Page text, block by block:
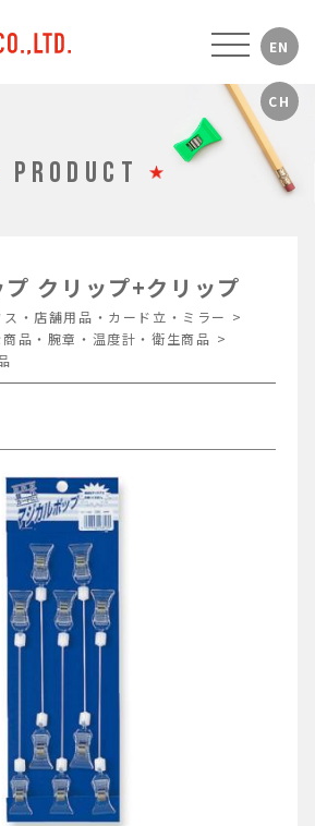
PRODUCT
クリップ+クリップ
ス・店舗用品・カード立・ミラー >
品・腕章・温度計・衛生商品 >